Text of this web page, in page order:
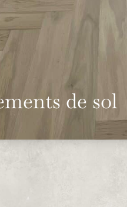
de sol